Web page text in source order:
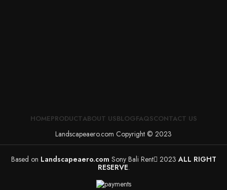
HOMEPRODUCTABOUT USBLOGFAQSCONTACT US
Landscapeaero.com Copyright © 2023
Based on Landscapeaero.com Sony Bali Rent 2023ALL RIGHT
RESERVE.